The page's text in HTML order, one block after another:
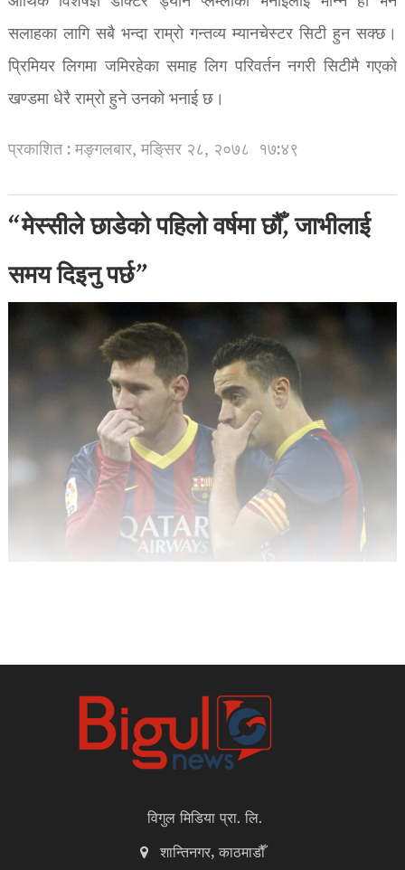
सलाहका लागि सबै भन्दा राम्रो गन्तव्य म्यानचेस्टर सिटी हुन सक्छ।
प्रिमियर लिगमा जमिरहेका समाह लिग परिवर्तन नगरी सिटीमै गएको
खण्डमा धेरै राम्रो हुने उनको भनाई छ।
प्रकाशित : मङ्गलबार, मङि्सर २८, २०७८ १७:४९
“मेस्सीले छाडेको पहिलो वर्षमा छौँ, जाभीलाई
समय दिइनु पर्छ”
विगुल मिडिया प्रा. लि.
शान्तिनगर, काठमाडौँ